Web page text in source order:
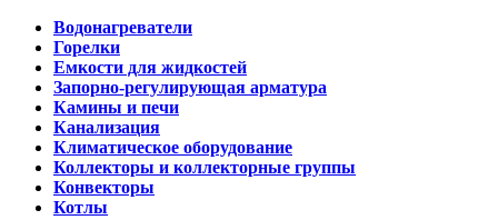
Водонагреватели
Горелки
Емкости для жидкостей
Запорно-регулирующая арматура
Камины и печи
Канализация
Климатическое оборудование
Коллекторы и коллекторные группы
Конвекторы
Котлы